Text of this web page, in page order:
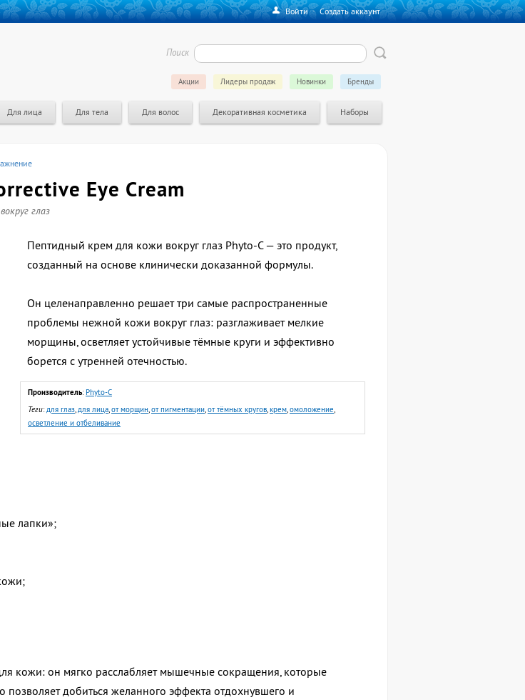
Войти·Создать аккаунт
Поиск
Бренды
Новинки
Лидеры продаж
Акции
Для лица Для тела Для волос Декоративная косметика Наборы
Eye Cream
глаз
Пептидный крем для кожи вокруг глаз Phyto-C — это продукт,
созданный на основе клинически доказанной формулы.
Он целенаправленно решает три самые распространенные
проблемы нежной кожи вокруг глаз: разглаживает мелкие
морщины, осветляет устойчивые тёмные круги и эффективно
борется с утренней отечностью.
Производитель: Phyto-C
Теги:для глаз,для лица,от морщин,от пигментации,от тёмных кругов,крем,омоложение,
осветление и отбеливание
лапки»;
кожи: он мягко расслабляет мышечные сокращения, которые
позволяет добиться желанного эффекта отдохнувшего и